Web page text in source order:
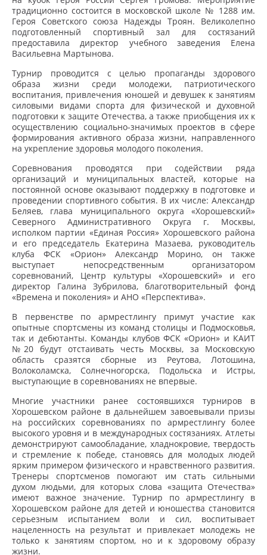
традиционно состоится в московской школе № 1288 им.
Героя Советского союза Надежды Троян. Великолепно
подготовленный спортивный зал для состязаний
предоставила директор учебного заведения Елена
Васильевна Мартынова.
Турнир проводится с целью пропаганды здорового
образа жизни среди молодежи, патриотического
воспитания, привлечения юношей и девушек к занятиям
силовыми видами спорта для физической и духовной
подготовки к защите Отечества, а также приобщения их к
осуществлению социально-значимых проектов в сфере
формирования активного образа жизни, направленного
на укрепление здоровья молодого поколения.
Соревнования проводятся при содействии ряда
организаций и муниципальных властей, которые на
постоянной основе оказывают поддержку в подготовке и
проведении спортивного события. В их числе: Александр
Беляев, глава муниципального округа «Хорошевский»
Северного Административного Округа г. Москвы,
исполком партии «Единая Россия» Хорошевского района
и его председатель Екатерина Мазаева, руководитель
клуба ФСК «Орион» Александр Морино, он также
выступает непосредственным организатором
соревнований, Центр культуры «Хорошевский» и его
директор Галина Зубрилова, благотворительный фонд
«Времена и поколения» и АНО «Перспектива».
В первенстве по армрестлингу примут участие как
опытные спортсмены из команд столицы и Подмосковья,
так и дебютанты. Команды клубов ФСК «Орион» и КАИТ
№20 будут отстаивать честь Москвы, за Московскую
область сразятся сборные из Реутова, Лотошина,
Волоколамска, Солнечногорска, Подольска и Истры,
выступающие в соревнованиях не впервые.
Многие участники ранее состоявшихся турниров в
Хорошевском районе в дальнейшем завоевывали призы
на российских соревнованиях по армрестлингу более
высокого уровня и в международных состязаниях. Атлеты
демонстрируют самообладание, хладнокровие, твердость
и стремление к победе, становясь для молодых людей
ярким примером физического и нравственного развития.
Тренеры спортсменов помогают им стать сильными
духом людьми, для которых слова «защита Отечества»
имеют важное значение. Турнир по армрестлингу в
Хорошевском районе для детей и юношества становится
серьезным испытанием воли и сил, воспитывает
нацеленность на результат и привлекает молодежь не
только к занятиям спортом, но и к здоровому образу
жизни.